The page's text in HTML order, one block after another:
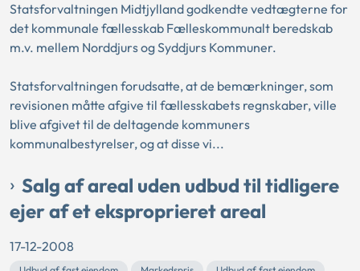
Statsforvaltningen Midtjylland godkendte vedtægterne for
det kommunale fællesskab Fælleskommunalt beredskab
m.v. mellem Norddjurs og Syddjurs Kommuner.
Statsforvaltningen forudsatte, at de bemærkninger, som
revisionen måtte afgive til fællesskabets regnskaber, ville
blive afgivet til de deltagende kommuners
kommunalbestyrelser, og at disse vi...
Salg af areal uden udbud til tidligere
ejer af et eksproprieret areal
17-12-2008